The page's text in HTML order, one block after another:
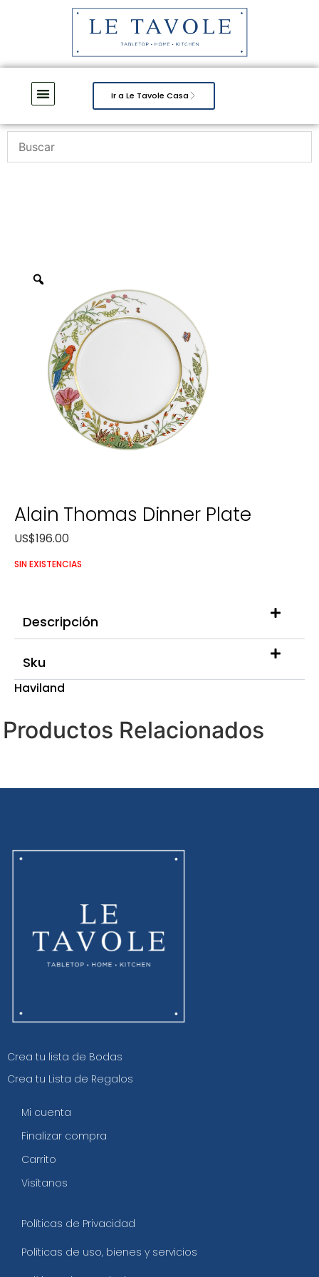
Ir a Le Tavole Casa
Alain Thomas Dinner Plate
US$196.00
SIN EXISTENCIAS
Descripción
Sku
Haviland
Productos Relacionados
Crea tu lista de Bodas
Crea tu Lista de Regalos
Mi cuenta
Finalizar compra
Carrito
Visítanos
Políticas de Privacidad
Políticas de uso, bienes y servicios